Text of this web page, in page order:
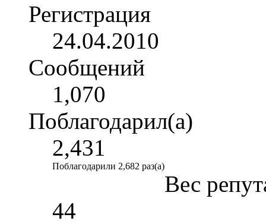
Регистрация
24.04.2010
Сообщений
1,070
Поблагодарил(а)
2,431
Поблагодарили 2,682 раз(а)
Вес
44